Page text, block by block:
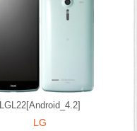
LGL22[Android_4.2]
LG